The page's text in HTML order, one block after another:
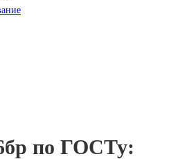
по ГОСТу: